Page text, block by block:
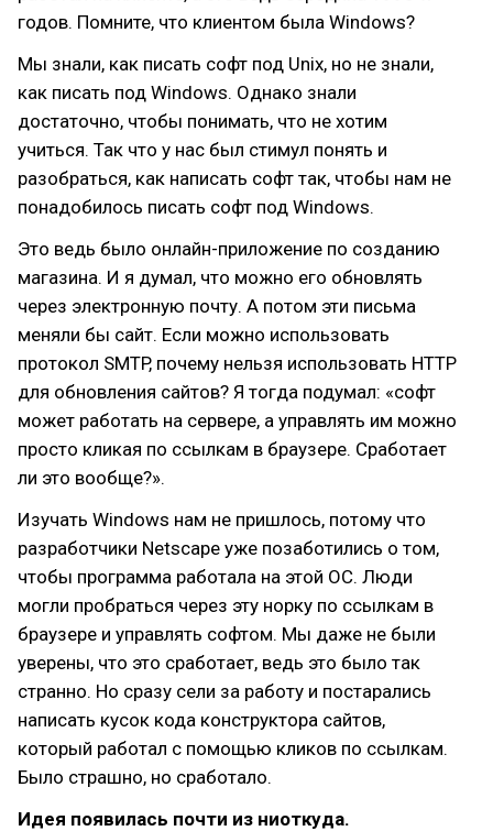
годов. Помните, что клиентом была Windows?
Мы знали, как писать софт под Unix, но не знали,
как писать под Windows. Однако знали
достаточно, чтобы понимать, что не хотим
учиться. Так что у нас был стимул понять и
разобраться, как написать софт так, чтобы нам не
понадобилось писать софт под Windows.
Это ведь было онлайн-приложение по созданию
магазина. И я думал, что можно его обновлять
через электронную почту. А потом эти письма
меняли бы сайт. Если можно использовать
протокол SMTP, почему нельзя использовать HTTP
для обновления сайтов? Я тогда подумал: «софт
может работать на сервере, а управлять им можно
просто кликая по ссылкам в браузере. Сработает
ли это вообще?».
Изучать Windows нам не пришлось, потому что
разработчики Netscape уже позаботились о том,
чтобы программа работала на этой ОС. Люди
могли пробраться через эту норку по ссылкам в
браузере и управлять софтом. Мы даже не были
уверены, что это сработает, ведь это было так
странно. Но сразу сели за работу и постарались
написать кусок кода конструктора сайтов,
который работал с помощью кликов по ссылкам.
Было страшно, но сработало.
Идея появилась почти из ниоткуда.